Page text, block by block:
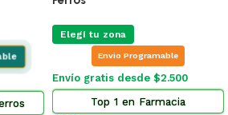
Envio Programable
Envío gratis desde $2.500
Top 4 en Farmacia